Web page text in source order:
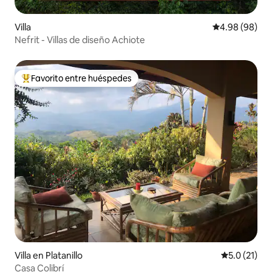
Villa Calificación
4.98 (98)
Nefrit - Villas de diseño Achiote
Favorito entre huéspedes preferido
Favorito entre huéspedes
Villa en Platanillo Calificación
5.0 (21)
Casa Colibrí